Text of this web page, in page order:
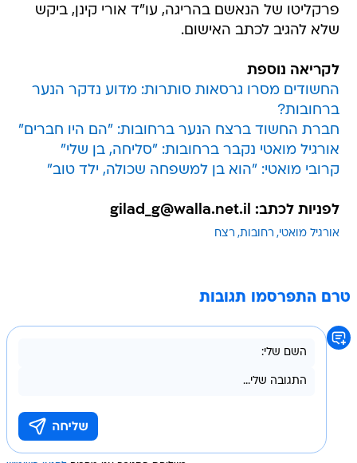
פרקליטו של הנאשם בהריגה, עו"ד אורי קינן, ביקש
שלא להגיב לכתב האישום.
לקריאה נוספת
החשודים מסרו גרסאות סותרות: מדוע נדקר הנער
ברחובות?
חברת החשוד ברצח הנער ברחובות: "הם היו חברים"
אורגיל מואטי נקבר ברחובות: "סליחה, בן שלי"
קרובי מואטי: "הוא בן למשפחה שכולה, ילד טוב"
לפניות לכתב: gilad_g@walla.net.il
אורגיל מואטי רחובות רצח
טרם התפרסמו תגובות